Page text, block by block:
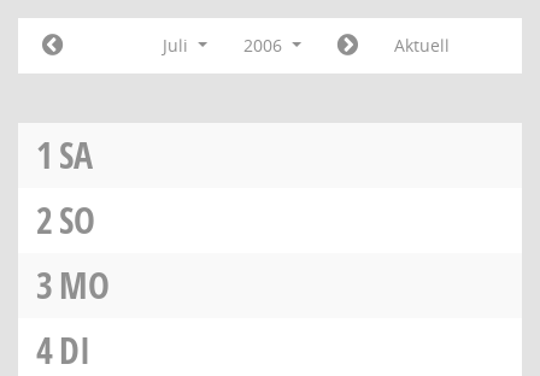
Juli 2006 Aktuell
1 SA
2SO
3MO
4DI